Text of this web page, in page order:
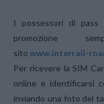
I possessori di pass
promozione
sitowww.interrail-
Per ricevere la SIM
online e identificarsi
inviando una foto del